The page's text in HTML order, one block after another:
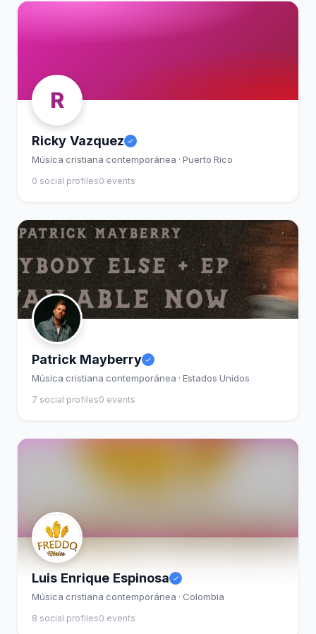
R
Ricky Vazquez
Música cristiana contemporánea · Puerto Rico
0 social profiles0 events
Patrick Mayberry
Música cristiana contemporánea · Estados Unidos
7 social profiles0 events
Luis Enrique Espinosa
Música cristiana contemporánea · Colombia
8 social profiles0 events